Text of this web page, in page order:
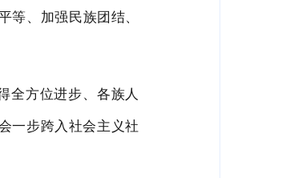
等、加强民族团结、
全方位进步、各族人
一步跨入社会主义社